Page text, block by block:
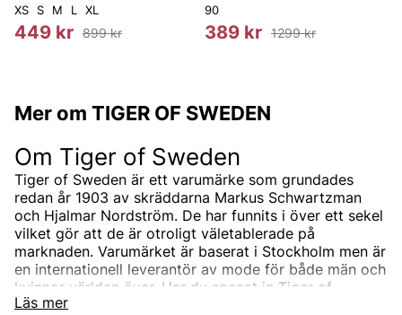
XS S M L XL
449 kr 899 kr
90
389 kr 1299 kr
Mer om TIGER OF SWEDEN
Läs mer
Om Tiger of Sweden
Tiger of Sweden är ett varumärke som grundades
redan år 1903 av skräddarna Markus Schwartzman
och Hjalmar Nordström. De har funnits i över ett sekel
vilket gör att de är otroligt väletablerade på
marknaden. Varumärket är baserat i Stockholm men är
en internationell leverantör av mode för både män och
kvinnor världen över. Har du spanat in Tiger of
Swedens sortiment än? Vi erbjuder Tiger of Swedens